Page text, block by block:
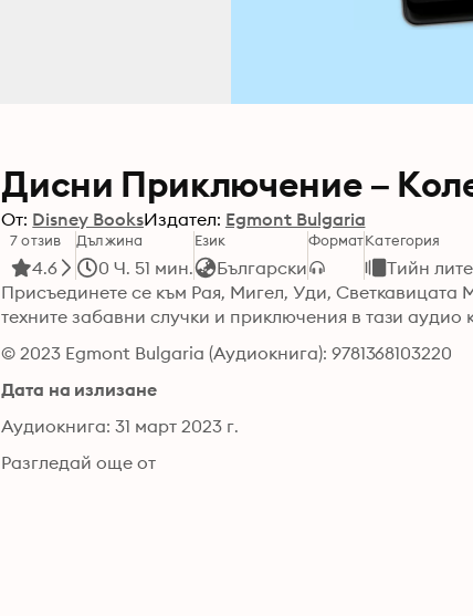
Дисни Приключение –
От: Disney BooksИздател: Egmont Bulgaria
7 отзив
4.6
Дължина
0 Ч. 51 мин.
Език
Български
ФорматКатегория
Тийн
Присъединете се към Рая, Мигел, Уди,
техните забавни случки и приключения в тази аудио
© 2023 Egmont Bulgaria (Аудиокнига): 9781368103220
Дата на излизане
Аудиокнига: 31 март 2023 г.
Разгледай още от